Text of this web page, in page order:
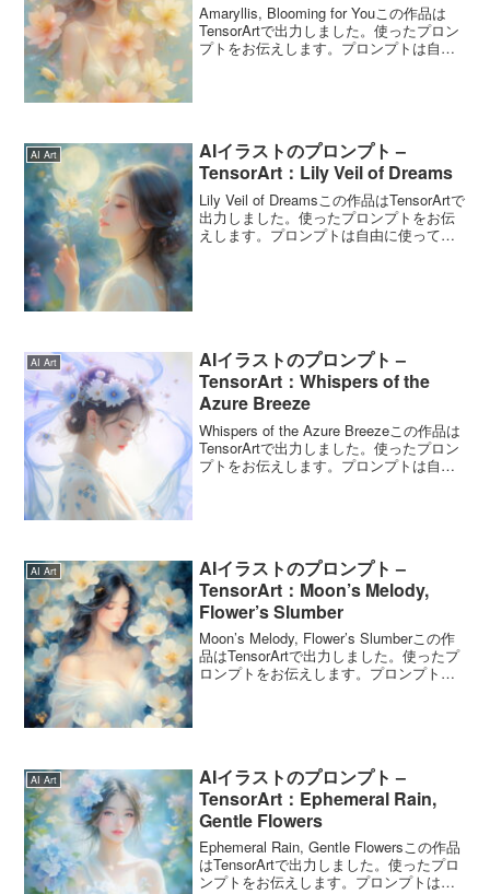
Amaryllis, Blooming for Youこの作品は
TensorArtで出力しました。使ったプロン
プトをお伝えします。プロンプトは自由
AI Art
AIイラストのプロンプト –
TensorArt：Lily Veil of Dreams
Lily Veil of Dreamsこの作品はTensorArtで
出力しました。使ったプロンプトをお伝
えします。プロンプトは自由に使ってく
AI Art
AIイラストのプロンプト –
TensorArt：Whispers of the
Azure Breeze
Whispers of the Azure Breezeこの作品は
TensorArtで出力しました。使ったプロン
プトをお伝えします。プロンプトは自由
AI Art
AIイラストのプロンプト –
TensorArt：Moon’s Melody,
Flower’s Slumber
Moon’s Melody, Flower’s Slumberこの作
品はTensorArtで出力しました。使ったプ
ロンプトをお伝えします。プロンプトは
AI Art
AIイラストのプロンプト –
TensorArt：Ephemeral Rain,
Gentle Flowers
Ephemeral Rain, Gentle Flowersこの作品
はTensorArtで出力しました。使ったプロ
ンプトをお伝えします。プロンプトは自